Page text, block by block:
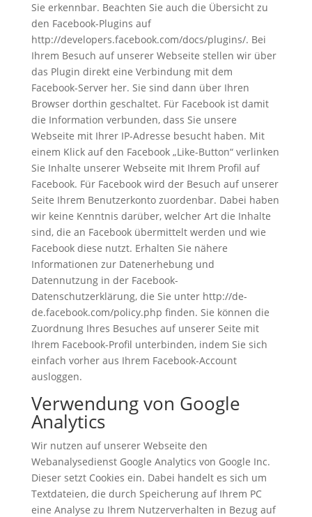
Sie erkennbar. Beachten Sie auch die Übersicht zu
den Facebook-Plugins auf
http://developers.facebook.com/docs/plugins/. Bei
Ihrem Besuch auf unserer Webseite stellen wir über
das Plugin direkt eine Verbindung mit dem
Facebook-Server her. Sie sind dann über Ihren
Browser dorthin geschaltet. Für Facebook ist damit
die Information verbunden, dass Sie unsere
Webseite mit Ihrer IP-Adresse besucht haben. Mit
einem Klick auf den Facebook „Like-Button“ verlinken
Sie Inhalte unserer Webseite mit Ihrem Profil auf
Facebook. Für Facebook wird der Besuch auf unserer
Seite Ihrem Benutzerkonto zuordenbar. Dabei haben
wir keine Kenntnis darüber, welcher Art die Inhalte
sind, die an Facebook übermittelt werden und wie
Facebook diese nutzt. Erhalten Sie nähere
Informationen zur Datenerhebung und
Datennutzung in der Facebook-
Datenschutzerklärung, die Sie unter http://de-
de.facebook.com/policy.php finden. Sie können die
Zuordnung Ihres Besuches auf unserer Seite mit
Ihrem Facebook-Profil unterbinden, indem Sie sich
einfach vorher aus Ihrem Facebook-Account
ausloggen.
Verwendung von Google
Analytics
Wir nutzen auf unserer Webseite den
Webanalysedienst Google Analytics von Google Inc.
Dieser setzt Cookies ein. Dabei handelt es sich um
Textdateien, die durch Speicherung auf Ihrem PC
eine Analyse zu Ihrem Nutzerverhalten in Bezug auf